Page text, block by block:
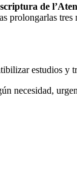
de
prolongarlas tres
estudios y
necesidad,